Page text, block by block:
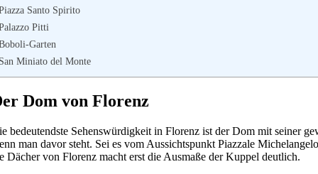
Santo Spirito
Pitti
Garten
Miniato del Monte
Dom von Florenz
bedeutendste Sehenswürdigkeit in Florenz ist der Dom mit seiner
man davor steht. Sei es vom Aussichtspunkt Piazzale
Dächer von Florenz macht erst die Ausmaße der Kuppel deutlich.